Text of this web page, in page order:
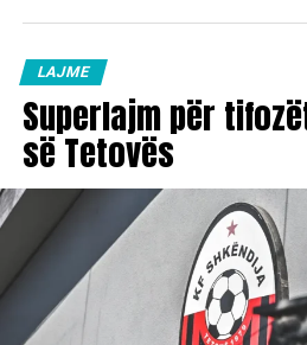
LAJME
Superlajm për
së Tetovës